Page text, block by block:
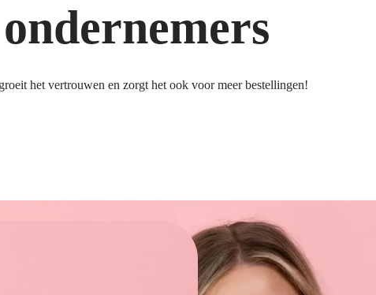
het vertrouwen en zorgt het ook voor meer bestellingen!